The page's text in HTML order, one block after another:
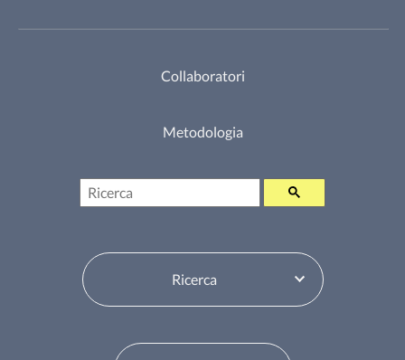
Collaboratori
Metodologia
Ricerca
Seleziona sommario